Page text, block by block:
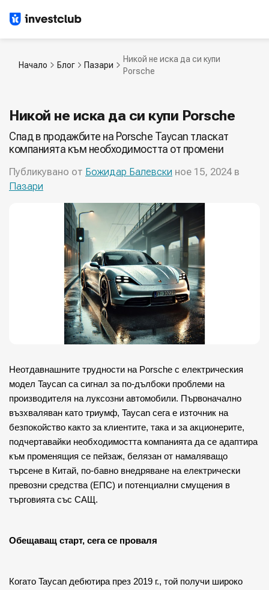
Начало Блог Пазари
Никой не иска да си купи
Porsche
Никой не иска да си купи Porsche
Спад в продажбите на Porsche Taycan тласкат
компанията към необходимостта от промени
Публикувано от Божидар Балевски ное 15, 2024 в
Пазари
Неотдавнашните трудности на Porsche с електрическия
модел Taycan са сигнал за по-дълбоки проблеми на
производителя на луксозни автомобили. Първоначално
възхваляван като триумф, Taycan сега е източник на
безпокойство както за клиентите, така и за акционерите,
подчертавайки необходимостта компанията да се адаптира
към променящия се пейзаж, белязан от намаляващо
търсене в Китай, по-бавно внедряване на електрически
превозни средства (ЕПС) и потенциални смущения в
търговията със САЩ.
Обещаващ старт, сега се проваля
Когато Taycan дебютира през 2019 г., той получи широко